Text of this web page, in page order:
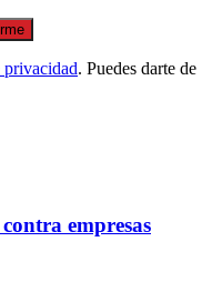
privacidad. Puedes darte de
empresas